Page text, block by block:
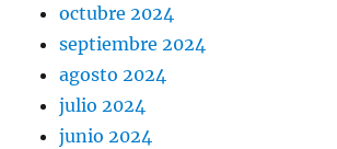
octubre 2024
septiembre 2024
agosto 2024
julio 2024
junio 2024